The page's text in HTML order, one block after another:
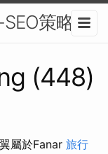
策略
(448)
屬於Fanar 旅行